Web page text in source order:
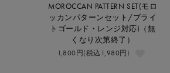
MOROCCAN PATTERN SET(モロ
ッカンパターンセット/ブライ
トゴールド・レンジ対応)（無
くなり次第終了）
1,800円(税込1,980円)